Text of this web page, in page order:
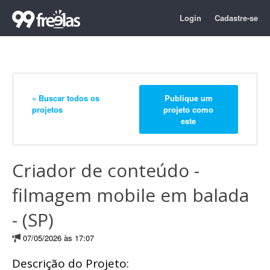
Login Cadastre-se
« Buscar todos os
projetos
Publique um
projeto como
este
Criador de conteúdo -
filmagem mobile em balada
- (SP)
07/05/2026 às 17:07
Descrição do Projeto: